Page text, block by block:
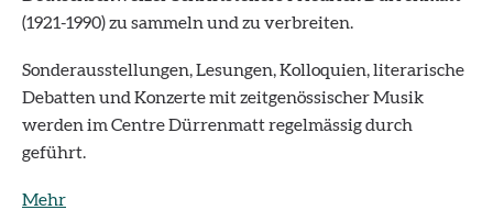
(1921-1990) zu sammeln und zu verbreiten.
Sonderausstellungen, Lesungen, Kolloquien, literarische
Debatten und Konzerte mit zeitgenössischer Musik
werden im Centre Dürrenmatt regelmässig durch
geführt.
Mehr